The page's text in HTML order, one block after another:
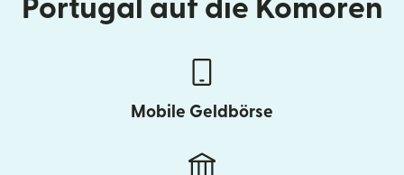
Portugal auf die Komoren
Mobile Geldbörse